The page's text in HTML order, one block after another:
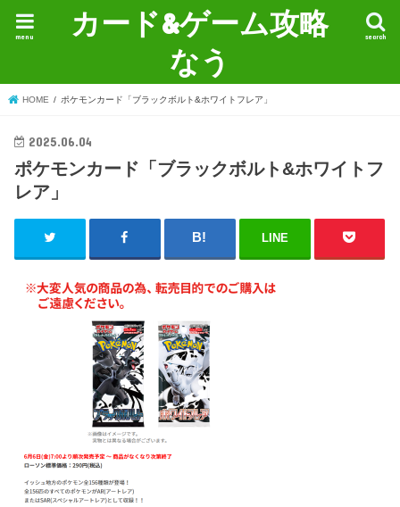
カード&ゲーム攻略
なう
search
menu
HOME ポケモンカード「ブラックボルト&ホワイトフレア」
2025.06.04
ポケモンカード「ブラックボルト&ホワイトフ
レア」
LINE